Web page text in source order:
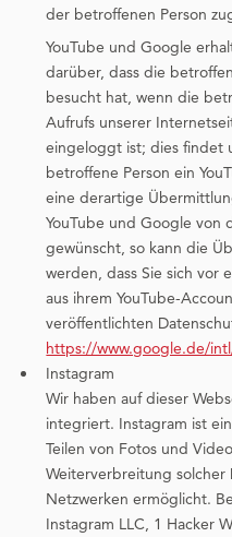
der betroffenen Person
YouTube und Google
darüber, dass die
besucht hat, wenn die
Aufrufs unserer
eingeloggt ist; dies findet
betroffene Person ein
eine derartige
YouTube und Google von
gewünscht, so kann die
werden, dass Sie sich vor
aus ihrem YouTube-
veröffentlichten
https://www.google.de/
Instagram
Wir haben auf dieser
integriert. Instagram ist
Teilen von Fotos und
Weiterverbreitung solcher
Netzwerken ermöglicht.
Instagram LLC, 1 Hacker